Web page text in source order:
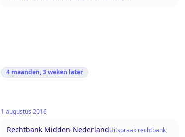
4 maanden, 3 weken later
1 augustus 2016
Rechtbank Midden-NederlandUitspraak rechtbank